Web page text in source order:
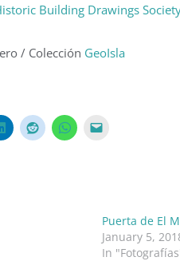
Building Drawings
/ Colección GeoIsla
Puerta de El
January 5,
In